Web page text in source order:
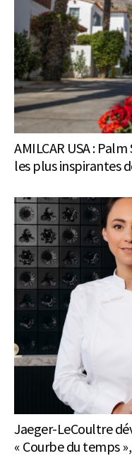
AMILCAR USA :
les plus inspirantes
Jaeger-LeCoultre
« Courbe du temps